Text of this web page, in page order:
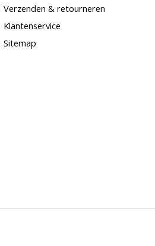
Verzenden & retourneren
Klantenservice
Sitemap